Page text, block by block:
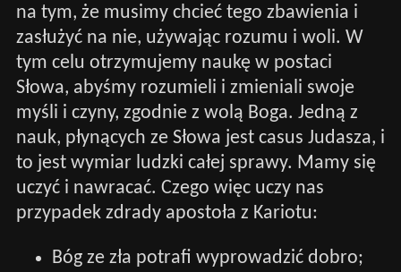
na tym, że musimy chcieć tego zbawienia i
zasłużyć na nie, używając rozumu i woli. W
tym celu otrzymujemy naukę w postaci
Słowa, abyśmy rozumieli i zmieniali swoje
myśli i czyny, zgodnie z wolą Boga. Jedną z
nauk, płynących ze Słowa jest casus Judasza, i
to jest wymiar ludzki całej sprawy. Mamy się
uczyć i nawracać. Czego więc uczy nas
przypadek zdrady apostoła z Kariotu:
Bóg ze zła potrafi wyprowadzić dobro;